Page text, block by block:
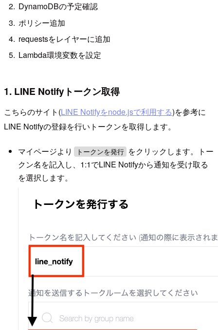
DynamoDBの予定確認
ポリシー追加
requestsをレイヤーに追加
Lambda環境変数を設定
1. LINE Notifyトークン取得
こちらのサイト(LINE Notifyをnode.jsで利用する)を参考に
LINE Notifyの登録を行いトークンを取得します。
マイページより トークンを発行
をクリックします。トー
クン名を記入し、1:1でLINE Notifyから通知を受け取る
を選択します。